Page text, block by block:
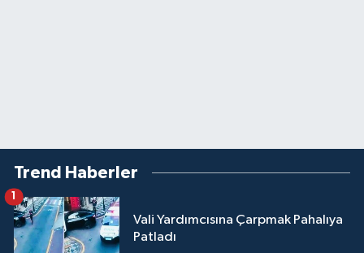
Trend Haberler
Vali Yardımcısına Çarpmak Pahalıya
Patladı
1